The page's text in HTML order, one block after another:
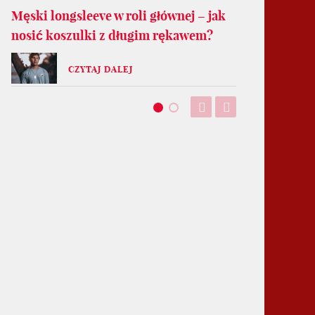
Męski longsleeve w roli głównej – jak
nosić koszulki z długim rękawem?
CZYTAJ DALEJ